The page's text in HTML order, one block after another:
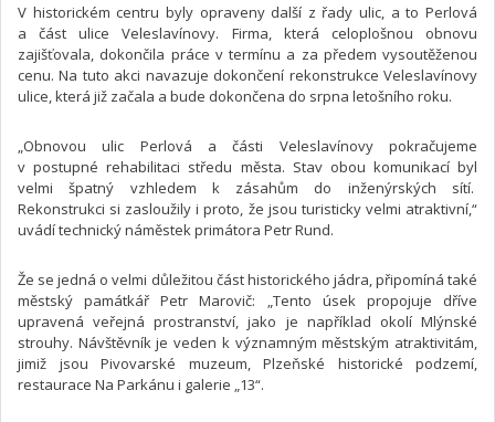
V historickém centru byly opraveny další z řady ulic, a to Perlová
a část ulice Veleslavínovy. Firma, která celoplošnou obnovu
zajišťovala, dokončila práce v termínu a za předem vysoutěženou
cenu. Na tuto akci navazuje dokončení rekonstrukce Veleslavínovy
ulice, která již začala a bude dokončena do srpna letošního roku.
„Obnovou ulic Perlová a části Veleslavínovy pokračujeme
v postupné rehabilitaci středu města. Stav obou komunikací byl
velmi špatný vzhledem k zásahům do inženýrských sítí.
Rekonstrukci si zasloužily i proto, že jsou turisticky velmi atraktivní,“
uvádí technický náměstek primátora Petr Rund.
Že se jedná o velmi důležitou část historického jádra, připomíná také
městský památkář Petr Marovič: „Tento úsek propojuje dříve
upravená veřejná prostranství, jako je například okolí Mlýnské
strouhy. Návštěvník je veden k významným městským atraktivitám,
jimiž jsou Pivovarské muzeum, Plzeňské historické podzemí,
restaurace Na Parkánu i galerie „13“.